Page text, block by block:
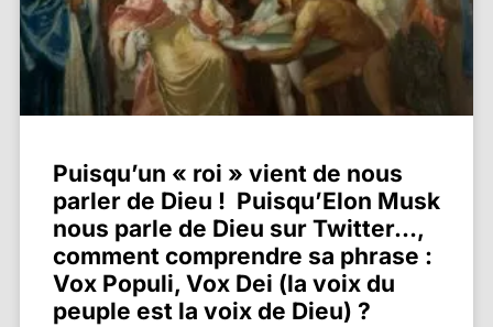
Puisqu’un « roi » vient de nous
parler de Dieu ! Puisqu’Elon Musk
nous parle de Dieu sur Twitter…,
comment comprendre sa phrase :
Vox Populi, Vox Dei (la voix du
peuple est la voix de Dieu) ?